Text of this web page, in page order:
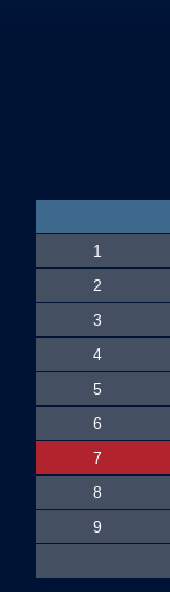
1
2
3
4
5
6
7
8
9